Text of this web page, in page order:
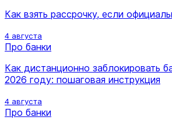
Как взять рассрочку, если
4 августа
Про банки
Как дистанционно заблокировать
2026 году: пошаговая инструкция
4 августа
Про банки